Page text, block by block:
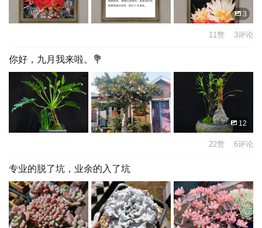
3
11赞 3评论
你好，九月我来啦。💐
12
22赞 6评论
专业的脱了坑，业余的入了坑